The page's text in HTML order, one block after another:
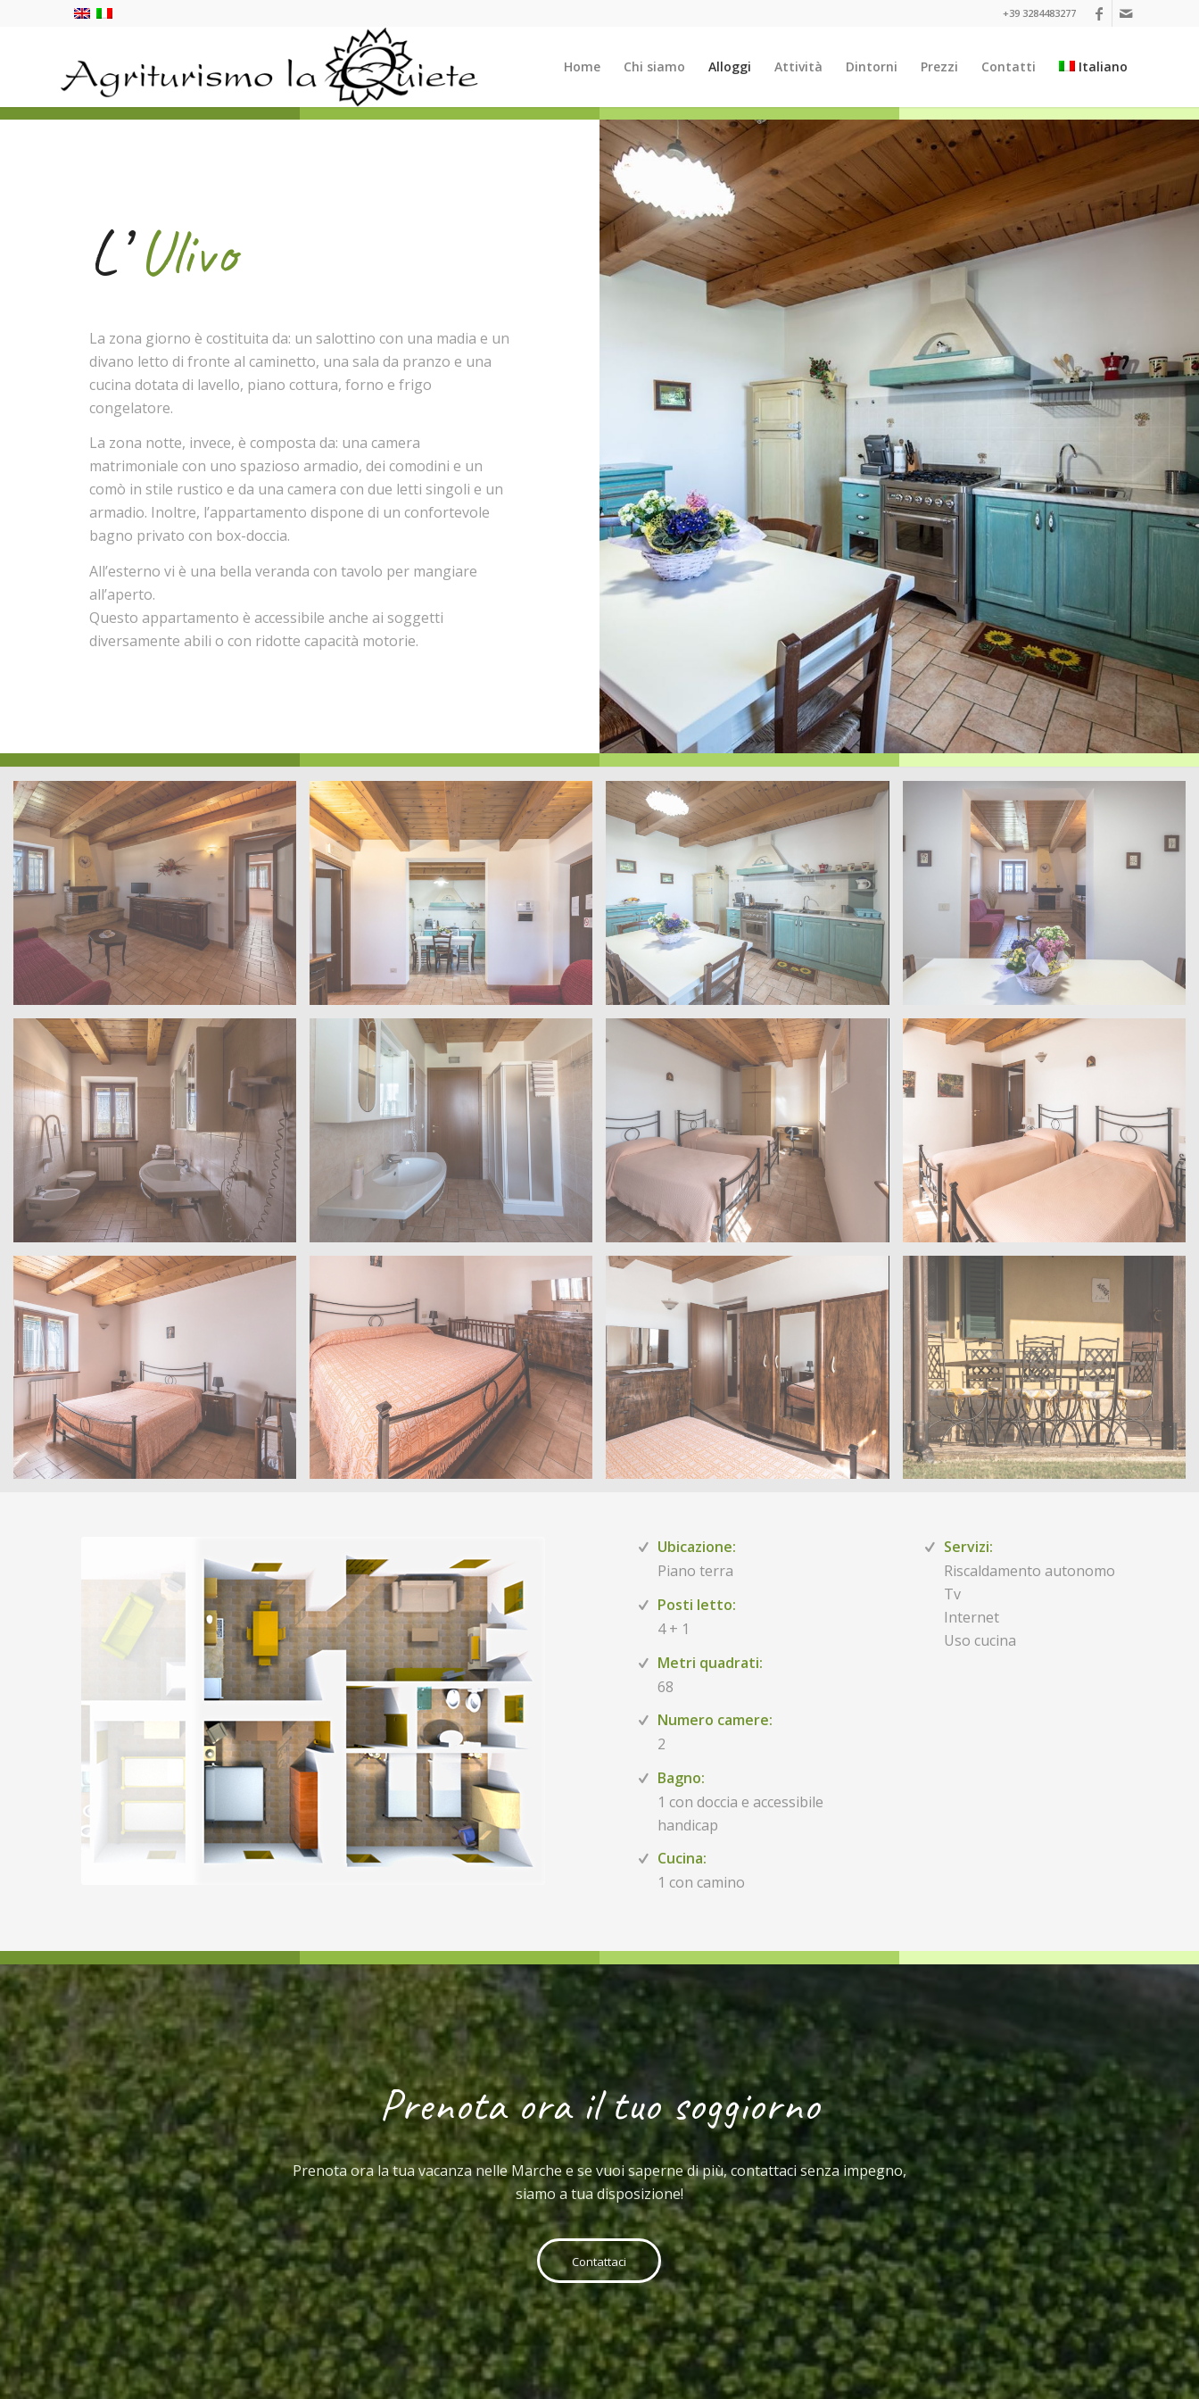
+39 3284483277
Home Chi siamo Alloggi Attività Dintorni Prezzi Contatti Italiano
L’Ulivo
La zona giorno è costituita da: un salottino con una madia e un
divano letto di fronte al caminetto, una sala da pranzo e una
cucina dotata di lavello, piano cottura, forno e frigo
congelatore.
La zona notte, invece, è composta da: una camera
matrimoniale con uno spazioso armadio, dei comodini e un
comò in stile rustico e da una camera con due letti singoli e un
armadio. Inoltre, l’appartamento dispone di un confortevole
bagno privato con box-doccia.
All’esterno vi è una bella veranda con tavolo per mangiare
all’aperto.
Questo appartamento è accessibile anche ai soggetti
diversamente abili o con ridotte capacità motorie.
Ubicazione:
Piano terra
Posti letto:
4 + 1
Metri quadrati:
68
Numero camere:
2
Bagno:
1 con doccia e accessibile
handicap
Cucina:
1 con camino
Servizi:
Riscaldamento autonomo
Tv
Internet
Uso cucina
Prenota ora il tuo soggiorno
Prenota ora la tua vacanza nelle Marche e se vuoi saperne di più, contattaci senza impegno,
siamo a tua disposizione!
Contattaci